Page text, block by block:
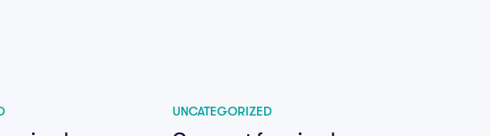
UNCATEGORIZED